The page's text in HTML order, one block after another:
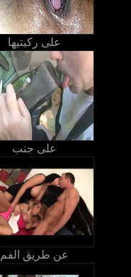
على ركبتيها
على جنب
عن طريق الفم